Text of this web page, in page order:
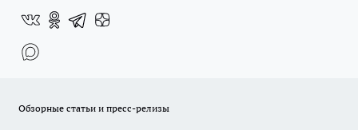
Обзорные статьи и пресс-релизы